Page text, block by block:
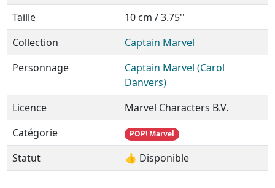
Taille
10 cm / 3.75''
Collection
Captain Marvel
Personnage
Captain Marvel (Carol
Danvers)
Licence
Marvel Characters B.V.
Catégorie
POP! Marvel
Statut 👍 Disponible